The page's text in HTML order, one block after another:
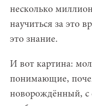
несколько
научиться за это
это знание.
И вот картина:
понимающие,
новорождённый, с